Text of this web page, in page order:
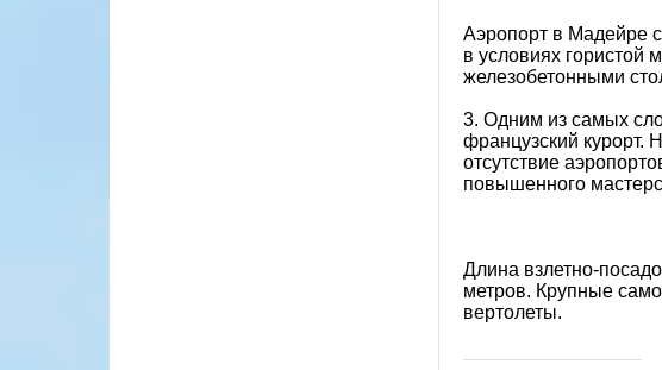
Аэропорт в Мадейре
в условиях гористой
железобетонными
3. Одним из самых
французский курорт.
отсутствие
повышенного
Длина взлетно-
метров. Крупные
вертолеты.